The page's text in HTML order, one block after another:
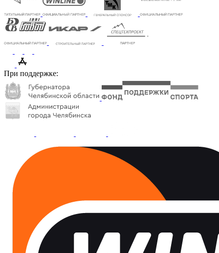
При поддержке: